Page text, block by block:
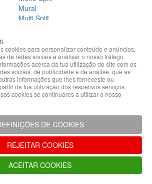
Mural
Multi Split
Condicionado
Acessórios
Climatização
Acessórios
Climatização
Hidráulicas
Controladores
Fixações e
Acessórios
Isolamento
para
Tubagem
cookies para personalizar conteúdo e anúncios,
de redes sociais e analisar o nosso tráfego.
acerca da tua utilização do site com os
sociais, de publicidade e de análise, que as
informações que lhes forneceste ou
da tua utilização dos respetivos serviços.
cookies se continuares a utilizar o nosso
DE COOKIES
REJEITAR COOKIES
ACEITAR COOKIES